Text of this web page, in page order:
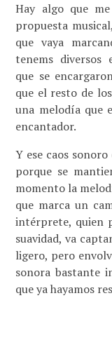
Hay algo que
propuesta
que vaya
tenems diversos
que se
que el resto de
una melodía que
encantador.
Y ese caos
porque se
momento la
que marca un
intérprete, quien
suavidad, va
ligero, pero
sonora bastante
que ya hayamos